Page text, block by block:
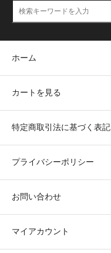
ホーム
カートを見る
特定商取引法に基づく表記
プライバシーポリシー
お問い合わせ
マイアカウント